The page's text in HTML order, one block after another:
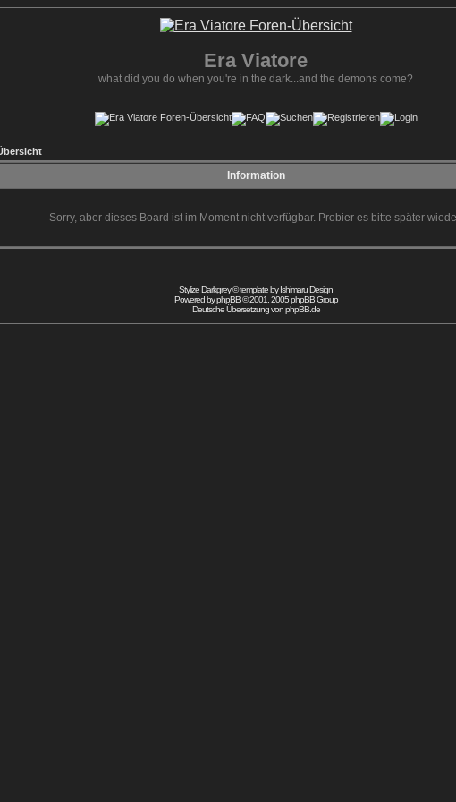
Era Viatore
what did you do when you're in the dark...and the demons come?
Information
Sorry, aber dieses Board ist im Moment nicht verfügbar. Probier es bitte später
Stylize Darkgrey © template byIshimaru Design
Powered byphpBB© 2001, 2005 phpBB Group
Deutsche Übersetzung vonphpBB.de